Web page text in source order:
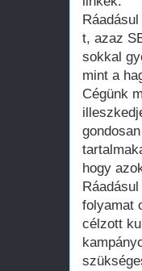
t, azaz
sokkal
mint a
Cégünk
hogy
folyamat
célzott